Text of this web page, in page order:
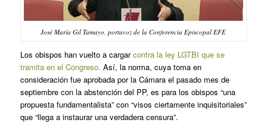
José María Gil Tamayo, portavoz de la Conferencia Episcopal EFE
Los obispos han vuelto a cargarcontra la ley LGTBI que se
tramita en el Congreso. Así, la norma, cuya toma en
consideración fue aprobada por la Cámara el pasado mes de
septiembre con la abstención del PP, es para los obispos “una
propuesta fundamentalista” con “visos ciertamente inquisitoriales”
que “llega a instaurar una verdadera censura”.